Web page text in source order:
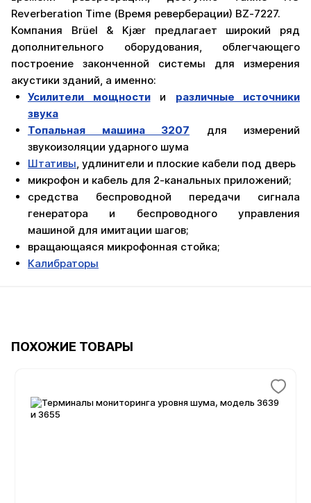
Reverberation Time (Время реверберации) BZ‐7227.
Компания Brüel & Kjær предлагает широкий ряд
дополнительного оборудования, облегчающего
построение законченной системы для измерения
акустики зданий, а именно:
Усилители мощностии различные источники
звука
Топальная машина 3207 для измерений
звукоизоляции ударного шума
Штативы, удлинители и плоские кабели под дверь
микрофон и кабель для 2-канальных приложений;
средства беспроводной передачи сигнала
генератора и беспроводного управления
машиной для имитации шагов;
вращающаяся микрофонная стойка;
Калибраторы
ПОХОЖИЕ ТОВАРЫ